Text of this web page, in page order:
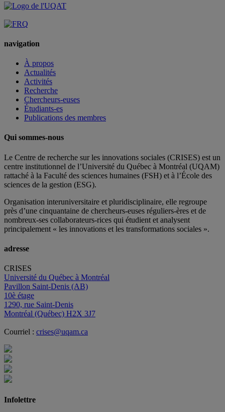
navigation
À propos
Actualités
Activités
Recherche
Chercheurs-euses
Étudiants-es
Publications des membres
Qui sommes-nous
Le Centre de recherche sur les innovations sociales (CRISES) est un
centre institutionnel de l’Université du Québec à Montréal (UQAM)
rattaché à la Faculté des sciences humaines (FSH) et à l’École des
sciences de la gestion (ESG).
Organisation interuniversitaire et pluridisciplinaire, elle regroupe
près d’une cinquantaine de chercheurs-euses réguliers-ères et de
nombreux-ses collaborateurs-rices qui étudient et analysent
principalement « les innovations et les transformations sociales ».
adresse
CRISES
Université du Québec à Montréal
Pavillon Saint-Denis (AB)
10è étage
1290, rue Saint-Denis
Montréal (Québec) H2X 3J7
Courriel : crises@uqam.ca
Infolettre